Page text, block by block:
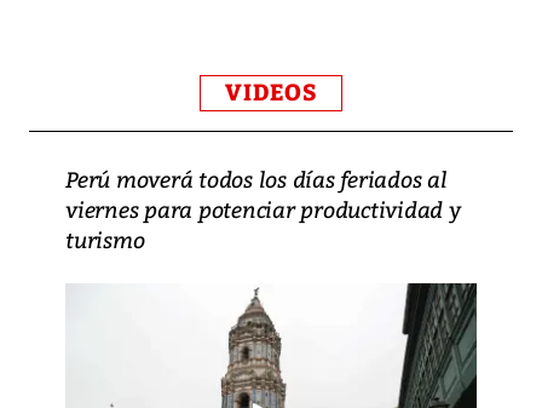
VIDEOS
Perú moverá todos los días feriados al
viernes para potenciar productividad y
turismo